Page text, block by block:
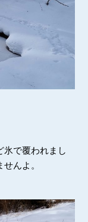
氷で覆われまし
んよ。